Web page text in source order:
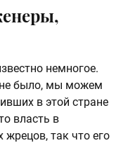
немногое.
не было, мы можем
в этой стране
власть в
жрецов, так что его